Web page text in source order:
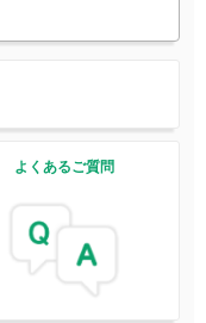
よくあるご質問